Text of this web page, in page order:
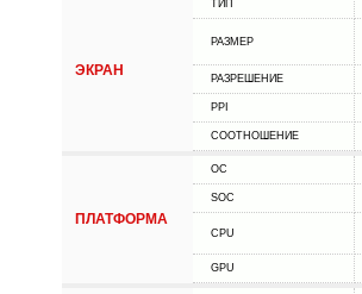
ЭКРАН
ТИП
РАЗМЕР
РАЗРЕШЕНИЕ
PPI
СООТНОШЕНИЕ
ПЛАТФОРМА
ОС
SOC
CPU
GPU